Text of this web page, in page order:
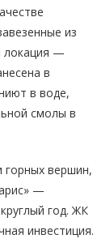
из
локация —
в
в воде,
смолы в
горных вершин,
—
год. ЖК
инвестиция.